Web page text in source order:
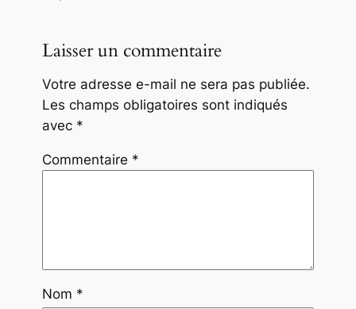
Laisser un commentaire
Votre adresse e-mail ne sera pas publiée.
Les champs obligatoires sont indiqués
avec *
Commentaire *
Nom *